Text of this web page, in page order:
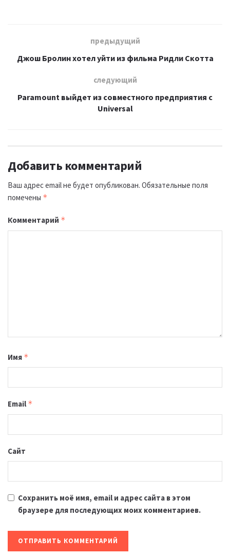
предыдущий
Джош Бролин хотел уйти из фильма Ридли Скотта
следующий
Paramount выйдет из совместного предприятия с
Universal
Добавить комментарий
Ваш адрес email не будет опубликован. Обязательные поля
помечены *
Комментарий *
Имя *
Email *
Сайт
Сохранить моё имя, email и адрес сайта в этом
браузере для последующих моих комментариев.